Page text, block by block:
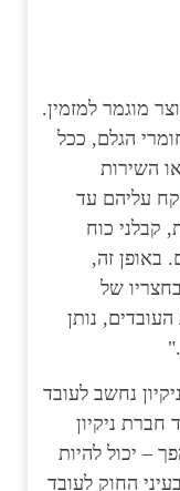
מוגמר למזמין.
הגלם, ככל
השירות
עליהם עד
קבלני כוח
באופן זה,
של
נותן
נחשב לעובד
חברת ניקיון
– יכול להיות
החוק לעובד